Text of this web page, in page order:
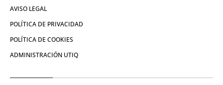
AVISO LEGAL
POLÍTICA DE PRIVACIDAD
POLÍTICA DE COOKIES
ADMINISTRACIÓN UTIQ